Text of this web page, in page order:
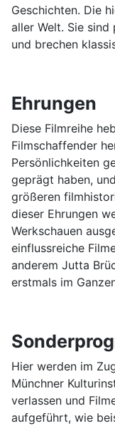
Geschichten. Die
aller Welt. Sie
und brechen
Ehrungen
Diese Filmreihe
Filmschaffender
Persönlichkeiten
geprägt haben,
größeren
dieser Ehrungen
Werkschauen
einflussreiche
anderem Jutta
erstmals im
Hier werden im
Münchner
verlassen und
aufgeführt, wie